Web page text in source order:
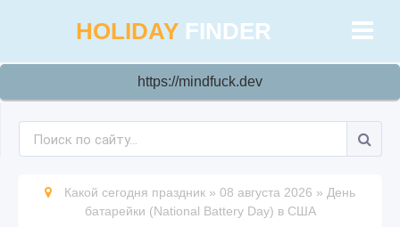
HOLIDAY FINDER
https://mindfuck.dev
Какой сегодня праздник » 08 августа 2026 » День
батарейки (National Battery Day) в США